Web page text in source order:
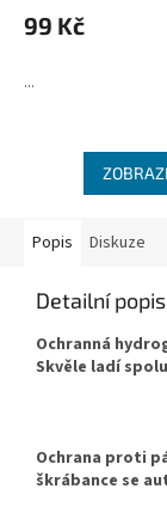
99 Kč
...
Popis Diskuze
Detailní
Ochranná
Skvěle ladí
Ochrana proti
škrábance se